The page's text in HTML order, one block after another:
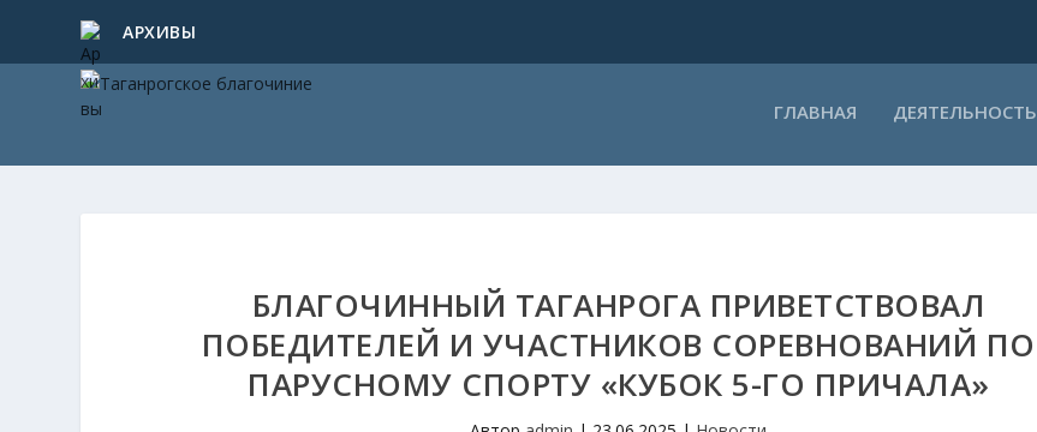
АРХИВЫ
ГЛАВНАЯ ДЕЯТЕЛЬНОСТЬ
БЛАГОЧИННЫЙ ТАГАНРОГА ПРИВЕТСТВОВАЛ
ПОБЕДИТЕЛЕЙ И УЧАСТНИКОВ СОРЕВНОВАНИЙ ПО
ПАРУСНОМУ СПОРТУ «КУБОК 5-ГО ПРИЧАЛА»